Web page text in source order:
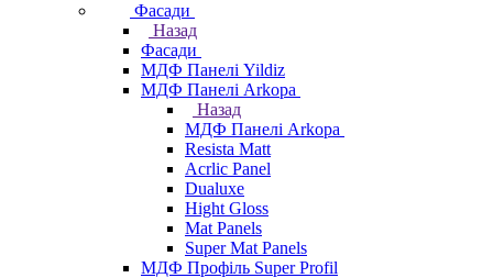
Фасади
Назад
Фасади
МДФ Панелі Yildiz
МДФ Панелі Arkopa
Назад
МДФ Панелі Arkopa
Resista Matt
Acrlic Panel
Dualuxe
Hight Gloss
Mat Panels
Super Mat Panels
МДФ Профіль Super Profil